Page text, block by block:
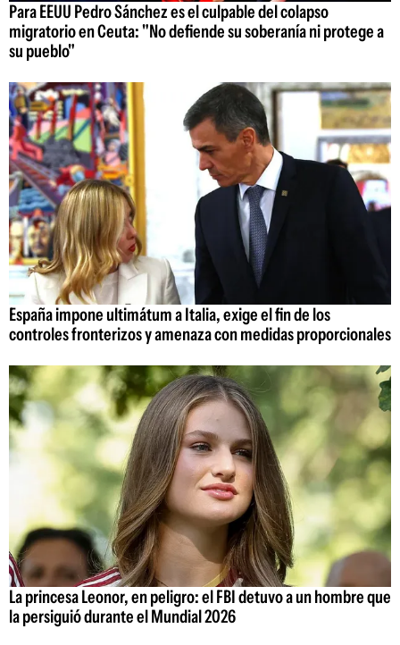
Para EEUU Pedro Sánchez es el culpable del colapso
migratorio en Ceuta: "No defiende su soberanía ni protege a
su pueblo"
España impone ultimátum a Italia, exige el fin de los
controles fronterizos y amenaza con medidas proporcionales
La princesa Leonor, en peligro: el FBI detuvo a un hombre que
la persiguió durante el Mundial 2026